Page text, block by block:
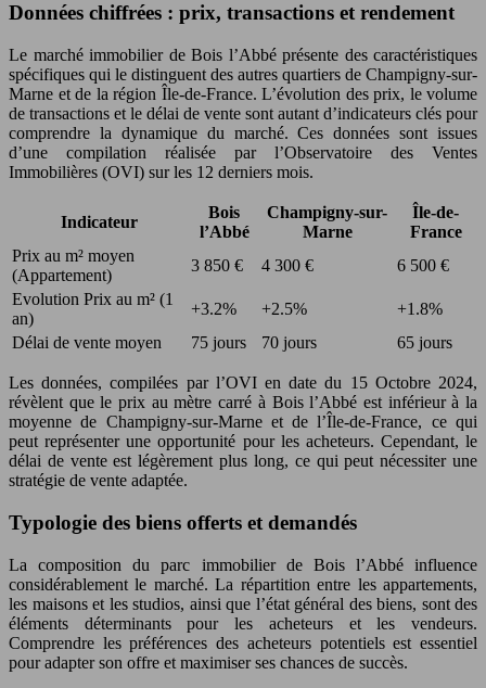
Données chiffrées : prix, transactions et rendement
Le marché immobilier de Bois l’Abbé présente des caractéristiques
spécifiques qui le distinguent des autres quartiers de Champigny-sur-
Marne et de la région Île-de-France. L’évolution des prix, le volume
de transactions et le délai de vente sont autant d’indicateurs clés pour
comprendre la dynamique du marché. Ces données sont issues
d’une compilation réalisée par l’Observatoire des Ventes
Immobilières (OVI) sur les 12 derniers mois.
Indicateur
Bois
l’Abbé
Champigny-sur-
Marne
Île-de-
France
Prix au m² moyen
(Appartement)
3 850 € 4 300 €
6 500 €
Evolution Prix au m² (1
an)
+3.2% +2.5%
+1.8%
Délai de vente moyen
75 jours 70 jours 65 jours
Les données, compilées par l’OVI en date du 15 Octobre 2024,
révèlent que le prix au mètre carré à Bois l’Abbé est inférieur à la
moyenne de Champigny-sur-Marne et de l’Île-de-France, ce qui
peut représenter une opportunité pour les acheteurs. Cependant, le
délai de vente est légèrement plus long, ce qui peut nécessiter une
stratégie de vente adaptée.
Typologie des biens offerts et demandés
La composition du parc immobilier de Bois l’Abbé influence
considérablement le marché. La répartition entre les appartements,
les maisons et les studios, ainsi que l’état général des biens, sont des
éléments déterminants pour les acheteurs et les vendeurs.
Comprendre les préférences des acheteurs potentiels est essentiel
pour adapter son offre et maximiser ses chances de succès.